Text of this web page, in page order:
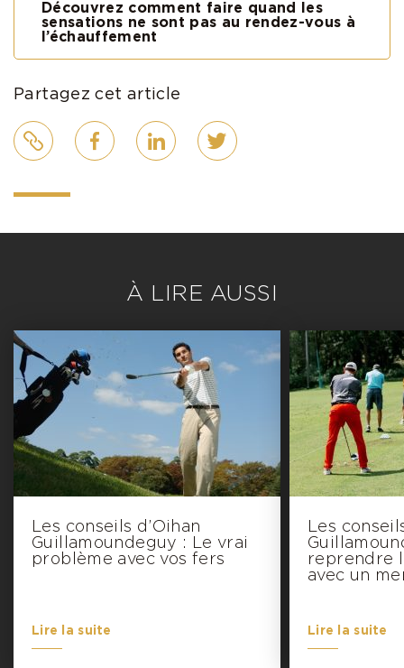
Découvrez comment faire quand les
sensations ne sont pas au rendez-vous à
l’échauffement
Partagez cet article
Lien FacebookLinkedIn Twitter
À LIRE AUSSI
Les conseils d’Oihan
Guillamoundeguy : Le vrai
problème avec vos fers
Lire la suite
Les
reprendre
avec un
Lire la suite